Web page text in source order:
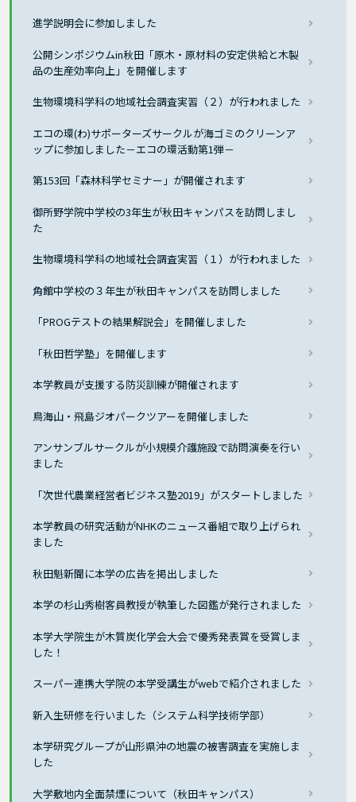
進学説明会に参加しました
公開シンポジウムin秋田「原木・原材料の安定供給と木製
品の生産効率向上」を開催します
生物環境科学科の地域社会調査実習（２）が行われました
エコの環(わ)サポーターズサークルが海ゴミのクリーンア
ップに参加しました－エコの環活動第1弾－
第153回「森林科学セミナー」が開催されます
御所野学院中学校の3年生が秋田キャンパスを訪問しまし
た
生物環境科学科の地域社会調査実習（１）が行われました
角館中学校の３年生が秋田キャンパスを訪問しました
「PROGテストの結果解説会」を開催しました
「秋田哲学塾」を開催します
本学教員が支援する防災訓練が開催されます
鳥海山・飛島ジオパークツアーを開催しました
アンサンブルサークルが小規模介護施設で訪問演奏を行い
ました
「次世代農業経営者ビジネス塾2019」がスタートしました
本学教員の研究活動がNHKのニュース番組で取り上げられ
ました
秋田魁新聞に本学の広告を掲出しました
本学の杉山秀樹客員教授が執筆した図鑑が発行されました
本学大学院生が木質炭化学会大会で優秀発表賞を受賞しま
した！
スーパー連携大学院の本学受講生がwebで紹介されました
新入生研修を行いました（システム科学技術学部）
本学研究グループが山形県沖の地震の被害調査を実施しま
した
大学敷地内全面禁煙について（秋田キャンパス）